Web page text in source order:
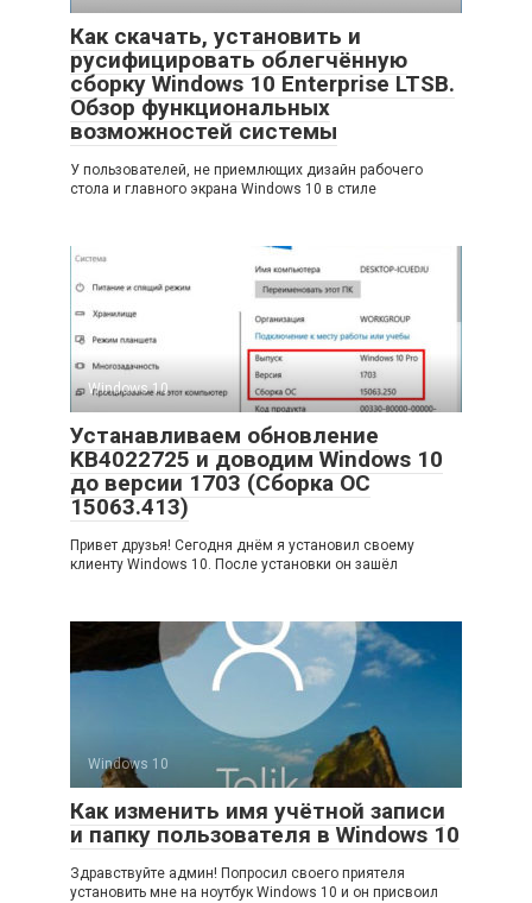
Как скачать, установить и
русифицировать облегчённую
сборку Windows 10 Enterprise LTSB.
Обзор функциональных
возможностей системы
У пользователей, не приемлющих дизайн рабочего
стола и главного экрана Windows 10 в стиле
Windows 10
Устанавливаем обновление
KB4022725 и доводим Windows 10
до версии 1703 (Сборка ОС
15063.413)
Привет друзья! Сегодня днём я установил своему
клиенту Windows 10. После установки он зашёл
Windows 10
Как изменить имя учётной записи
и папку пользователя в Windows 10
Здравствуйте админ! Попросил своего приятеля
установить мне на ноутбук Windows 10 и он присвоил